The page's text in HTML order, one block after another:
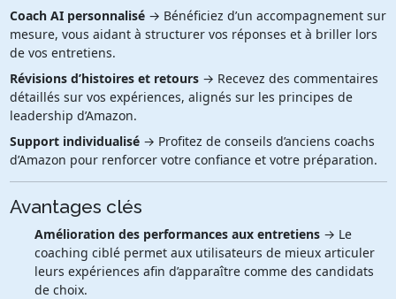
Coach AI personnalisé→ Bénéficiez d’un accompagnement sur
mesure, vous aidant à structurer vos réponses et à briller lors
de vos entretiens.
Révisions d’histoires et retours→ Recevez des commentaires
détaillés sur vos expériences, alignés sur les principes de
leadership d’Amazon.
Support individualisé→ Profitez de conseils d’anciens coachs
d’Amazon pour renforcer votre confiance et votre préparation.
Avantages clés
Amélioration des performances aux entretiens→ Le
coaching ciblé permet aux utilisateurs de mieux articuler
leurs expériences afin d’apparaître comme des candidats
de choix.